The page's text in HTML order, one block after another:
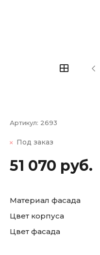
Артикул: 2693
Под заказ
51 070 руб.
Материал фасада
Цвет корпуса
Цвет фасада